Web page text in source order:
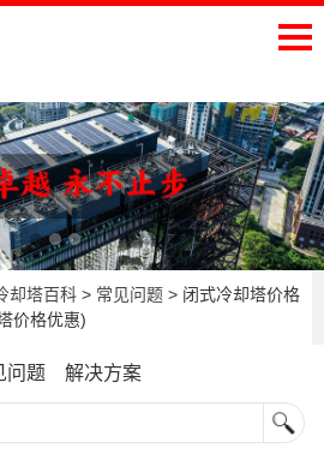
却塔百科 > 常见问题 > 闭式冷却塔价格
价格优惠)
问题 解决方案